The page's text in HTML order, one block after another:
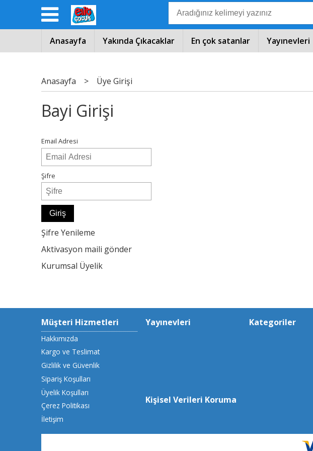
Anasayfa Yakında Çıkacaklar En çok satanlar Yayınevleri
Anasayfa > Üye Girişi
Bayi Girişi
Email Adresi
Şifre
Şifre Yenileme
Aktivasyon maili gönder
Kurumsal Üyelik
Müşteri Hizmetleri
Hakkımızda
Kargo ve Teslimat
Gizlilik ve Güvenlik
Sipariş Koşulları
Üyelik Koşulları
Çerez Politikası
İletişim
Yayınevleri Kategoriler
Kişisel Verileri Koruma